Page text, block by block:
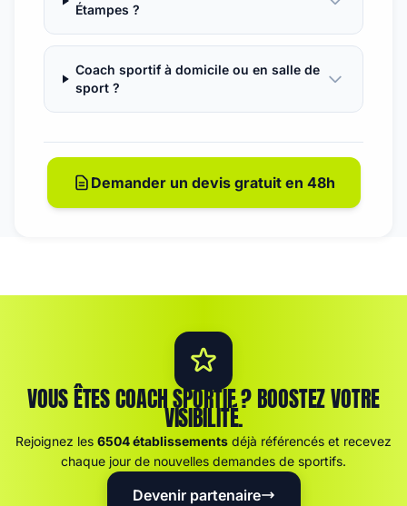
Étampes ?
Coach sportif à domicile ou en salle de
sport ?
Demander un devis gratuit en 48h
VOUS ÊTES COACH SPORTIF ? BOOSTEZ VOTRE
VISIBILITÉ.
Rejoignez les 6504 établissements déjà référencés et recevez
chaque jour de nouvelles demandes de sportifs.
Devenir partenaire